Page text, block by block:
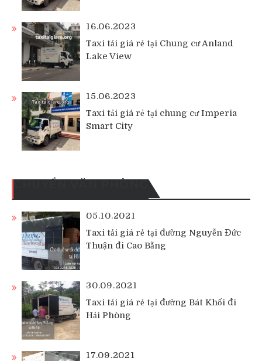
16.06.2023
Taxi tải giá rẻ tại Chung cư Anland
Lake View
15.06.2023
Taxi tải giá rẻ tại chung cư Imperia
Smart City
05.10.2021
Taxi tải giá rẻ tại đường Nguyễn Đức
Thuận đi Cao Bằng
30.09.2021
Taxi tải giá rẻ tại đường Bát Khối đi
Hải Phòng
17.09.2021